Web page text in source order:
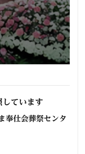
しています
奉仕会葬祭センタ